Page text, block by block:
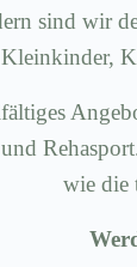
sind wir
wie die